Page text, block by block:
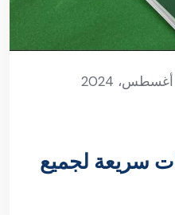
سريعة لجميع